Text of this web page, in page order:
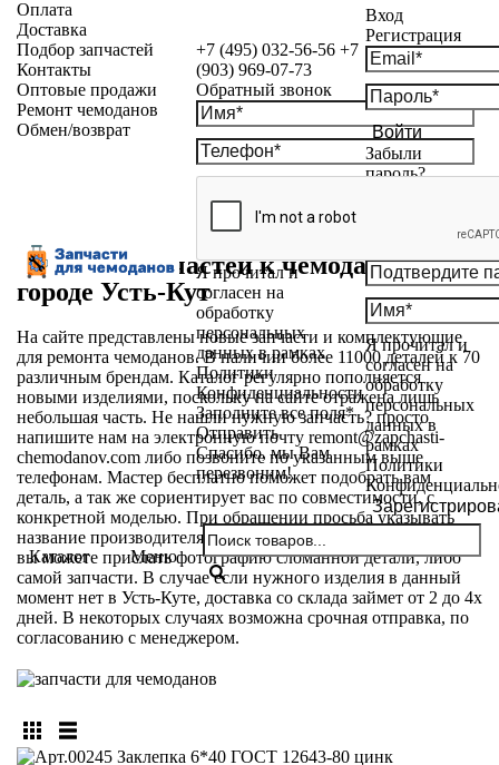
+7 (495) 032-56-56 +7
(903) 969-07-73
Обратный звонок
Я прочитал и
согласен на
обработку
персональных
данных в рамках
Политики
Конфиденциальности
Заполните все поля*
Отправить
Спасибо, мы Вам
перезвоним!
Вход
Регистрация
Войти
Забыли
пароль?
Я прочитал и
согласен на
обработку
персональных
данных в
рамках
Политики
Каталог Меню
Оплата
Доставка
Подбор запчастей
Контакты
Оптовые продажи
Ремонт чемоданов
Обмен/возврат
Магазин запчастей к чемоданам в
городе Усть-Кут
На сайте представлены новые запчасти и комплектующие
для ремонта чемоданов. В наличии более 11000 деталей к 70
различным брендам. Каталог регулярно пополняется
новыми изделиями, поскольку на сайте отражена лишь
небольшая часть. Не нашли нужную запчасть? просто
напишите нам на электронную почту remont@zapchasti-
chemodanov.com либо позвоните по указанным выше
телефонам. Мастер бесплатно поможет подобрать вам
деталь, а так же сориентирует вас по совместимости, с
конкретной моделью. При обращении просьба указывать
название производителя и модели вашего чемодана. Так же
вы можете прислать фотографию сломанной детали, либо
самой запчасти. В случае если нужного изделия в данный
момент нет в Усть-Куте, доставка со склада займет от 2 до 4х
дней. В некоторых случаях возможна срочная отправка, по
согласованию с менеджером.